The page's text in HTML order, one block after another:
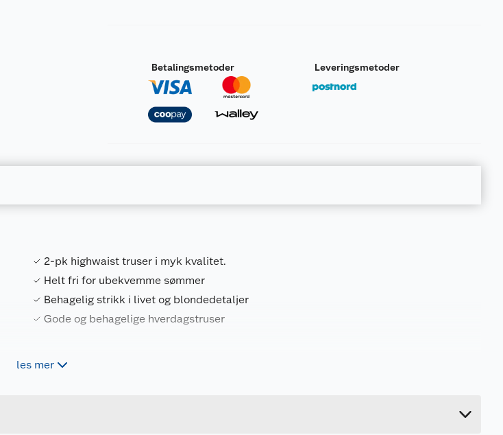
Betalingsmetoder Leveringsmetoder
2-pk highwaist truser i myk kvalitet.
Helt fri for ubekvemme sømmer
Behagelig strikk i livet og blondedetaljer
Gode og behagelige hverdagstruser
les merForpakningsmål